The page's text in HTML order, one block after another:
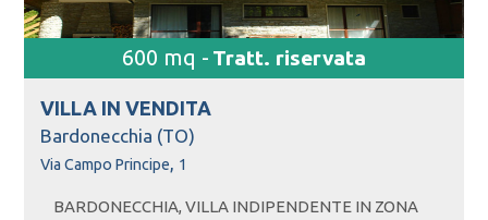
600 mq - Tratt. riservata
VILLA IN VENDITA
Bardonecchia (TO)
Via Campo Principe, 1
BARDONECCHIA, VILLA INDIPENDENTE IN ZONA